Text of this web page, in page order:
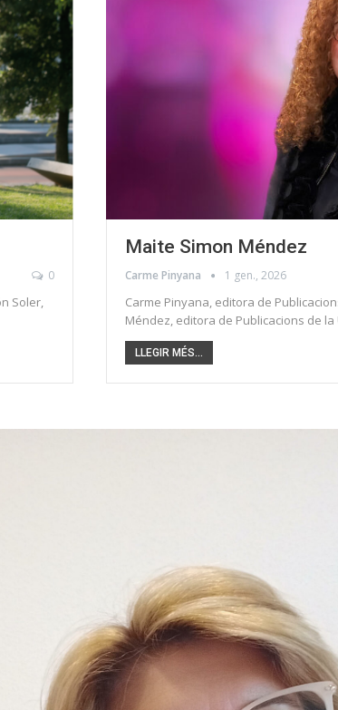
0
Soler,
Maite Simon Méndez
Carme Pinyana 1 gen., 2026
Carme Pinyana, editora de
Méndez, editora de Publicacions de
LLEGIR MÉS...